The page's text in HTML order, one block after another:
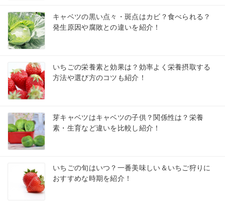
キャベツの黒い点々・斑点はカビ？食べられる？
発生原因や腐敗との違いを紹介！
いちごの栄養素と効果は？効率よく栄養摂取する
方法や選び方のコツも紹介！
芽キャベツはキャベツの子供？関係性は？栄養
素・生育など違いを比較し紹介！
いちごの旬はいつ？一番美味しい＆いちご狩りに
おすすめな時期を紹介！